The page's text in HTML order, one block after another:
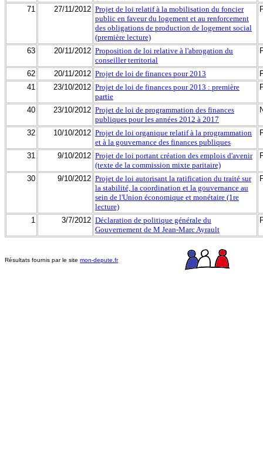
71 27/11/2012 Projet de loi relatif à la mobilisation du foncier
public en faveur du logement et au renforcement
des obligations de production de logement social
(première lecture)
63 20/11/2012 Proposition de loi relative à l'abrogation du
conseiller territorial
62 20/11/2012 Projet de loi de finances pour 2013
41
23/10/2012 Projet de loi de finances pour 2013 : première
partie
40 23/10/2012 Projet de loi de programmation des finances
publiques pour les années 2012 à 2017
32 10/10/2012 Projet de loi organique relatif à la programmation
et à la gouvernance des finances publiques
31 9/10/2012 Projet de loi portant création des emplois d'avenir
(texte de la commission mixte paritaire)
30 9/10/2012 Projet de loi autorisant la ratification du traité sur
la stabilité, la coordination et la gouvernance au
sein de l'Union économique et monétaire (1re
lecture)
1 3/7/2012 Déclaration de politique générale du
Gouvernement de M Jean-Marc Ayrault
Résultats fournis par le site mon-depute.fr